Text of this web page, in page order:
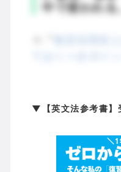
中で使われる
▼【英文法参考書】